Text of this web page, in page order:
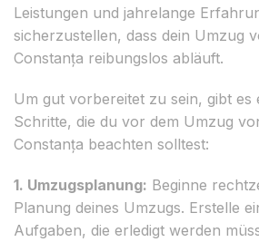
Leistungen und jahrelange
sicherzustellen, dass dein Umzug
Constanța reibungslos abläuft.
Um gut vorbereitet zu sein, gibt es
Schritte, die du vor dem Umzug
Constanța beachten solltest:
1. Umzugsplanung: Beginne
Planung deines Umzugs. Erstelle
Aufgaben, die erledigt werden